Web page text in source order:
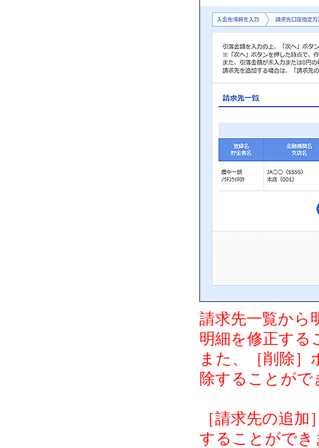
請求先一覧から
明細を修正する
また、［削除
除することがで
［請求先の追
することができ